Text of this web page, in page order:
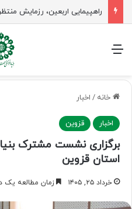
راهپیمایی اربعین، رزمایش
منو
خانه / اخبار
اخبار قزوین
برگزاری نشست مشترک
استان قزوین
خرداد ۲۵, ۱۴۰۵ زمان مطالعه یک